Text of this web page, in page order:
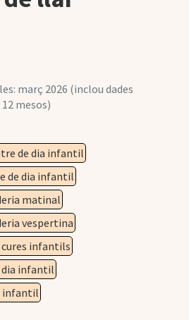
març 2026 (inclou dades
mesos)
de dia infantil
de dia infantil
matinal
vespertina
infantils
dia infantil
infantil